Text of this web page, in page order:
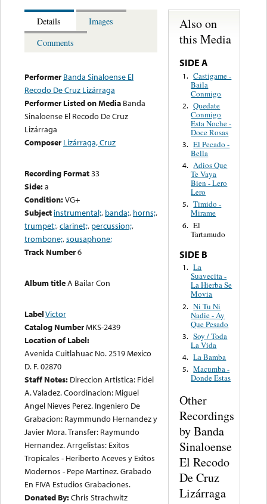
Details
Images
Comments
Performer Banda Sinaloense El
Recodo De Cruz Lizárraga
Performer Listed on Media Banda
Sinaloense El Recodo De Cruz
Lizárraga
Composer Lizárraga, Cruz
Recording Format33
Side:a
Condition:VG+
Subject instrumental;, banda;, horns;,
trumpet;,clarinet;, percussion;,
trombone;,sousaphone;
Track Number6
Album titleA Bailar Con
LabelVictor
Catalog NumberMKS-2439
Location of Label:
Avenida Cuitlahuac No. 2519 Mexico
D. F. 02870
Staff Notes: Direccion Artistica: Fidel
A. Valadez. Coordinacion: Miguel
Angel Nieves Perez. Ingeniero De
Grabacion: Raymmundo Hernandez y
Javier Mora. Transfer: Raymundo
Hernandez. Arrgelistas: Exitos
Tropicales - Heriberto Aceves y Exitos
Modernos - Pepe Martinez. Grabado
En FIVA Estudios Grabaciones.
Donated By:Chris Strachwitz
Also on
this Media
SIDE A
1. Castigame -
Baila
Conmigo
2. Quedate
Conmigo
Esta Noche -
Doce Rosas
3. El Pecado -
Bella
4. Adios Que
Te Vaya
Bien - Lero
Lero
5. Timido -
Mirame
6. El
Tartamudo
SIDE B
1. La
Suavecita -
La Hierba Se
Movia
2. Ni Tu Ni
Nadie - Ay
Que Pesado
3. Soy / Toda
La Vida
4. La Bamba
5. Macumba -
Donde Estas
Other
Recordings
by Banda
Sinaloense
El Recodo
De Cruz
Lizárraga